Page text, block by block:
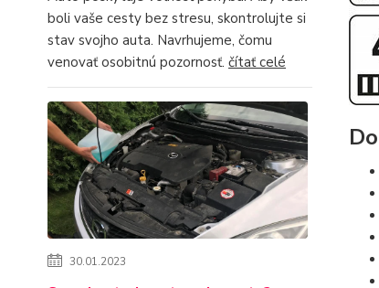
boli vaše cesty bez stresu, skontrolujte si
stav svojho auta. Navrhujeme, čomu
venovať osobitnú pozornosť. čítať celé
30.01.2023